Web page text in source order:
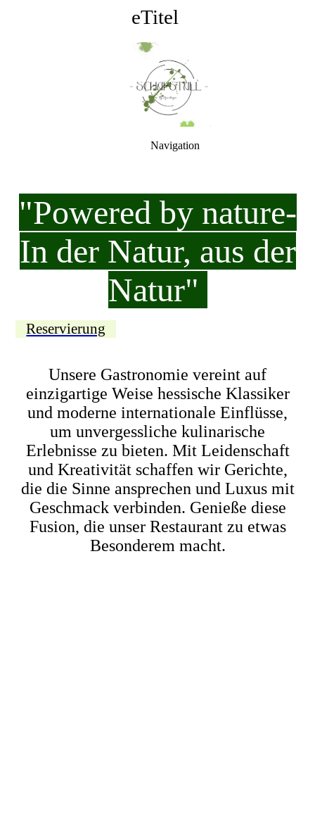
eTitel
Navigation
"Powered by nature-
In der Natur, aus der
Natur"
Reservierung
Unsere Gastronomie vereint auf
einzigartige Weise hessische Klassiker
und moderne internationale Einflüsse,
um unvergessliche kulinarische
Erlebnisse zu bieten. Mit Leidenschaft
und Kreativität schaffen wir Gerichte,
die die Sinne ansprechen und Luxus mit
Geschmack verbinden. Genieße diese
Fusion, die unser Restaurant zu etwas
Besonderem macht.